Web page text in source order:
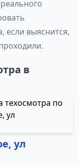
если выяснится,
в
ул